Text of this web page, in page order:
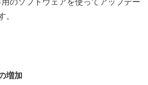
。
増加